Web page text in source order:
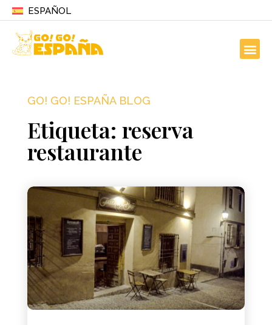
ESPAÑOL
GO! GO! ESPAÑA BLOG
Etiqueta: reserva
restaurante